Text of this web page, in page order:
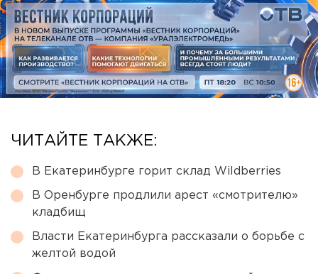
ЧИТАЙТЕ ТАКЖЕ:
В Екатеринбурге горит склад Wildberries
В Оренбурге продлили арест «смотрителю»
кладбищ
Власти Екатеринбурга рассказали о борьбе с
желтой водой